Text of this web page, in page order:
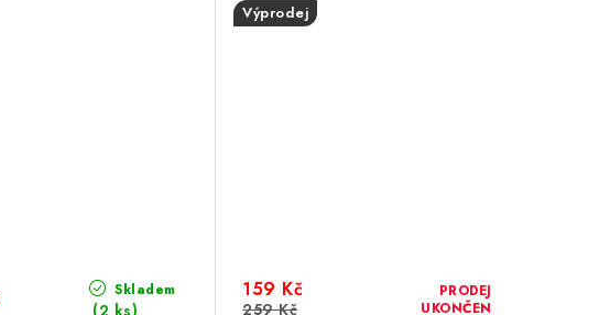
Skladem
(2 ks)
Výprodej
PRODEJ
UKONČEN
159 Kč
259 Kč